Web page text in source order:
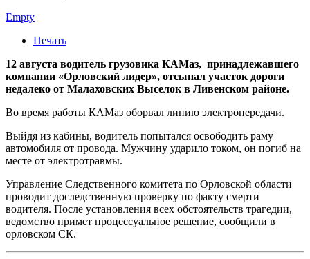
Empty
Печать
12 августа водитель грузовика КАМаз, принадлежавшего
компании «Орловский лидер», отсыпал участок дороги
недалеко от Малаховских Выселок в Ливенском районе.
Во время работы КАМаз оборвал линию электропередачи.
Выйдя из кабины, водитель попытался освободить раму
автомобиля от провода. Мужчину ударило током, он погиб на
месте от электротравмы.
Управление Следственного комитета по Орловской области
проводит доследственную проверку по факту смерти
водителя. После установления всех обстоятельств трагедии,
ведомство примет процессуальное решение, сообщили в
орловском СК.